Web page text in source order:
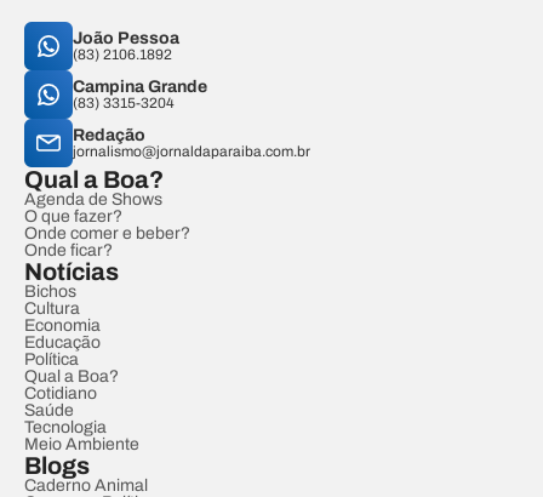
João Pessoa
(83) 2106.1892
Campina Grande
(83) 3315-3204
Redação
jornalismo@jornaldaparaiba.com.br
Qual a Boa?
Agenda de Shows
O que fazer?
Onde comer e beber?
Onde ficar?
Notícias
Bichos
Cultura
Economia
Educação
Política
Qual a Boa?
Cotidiano
Saúde
Tecnologia
Meio Ambiente
Blogs
Caderno Animal